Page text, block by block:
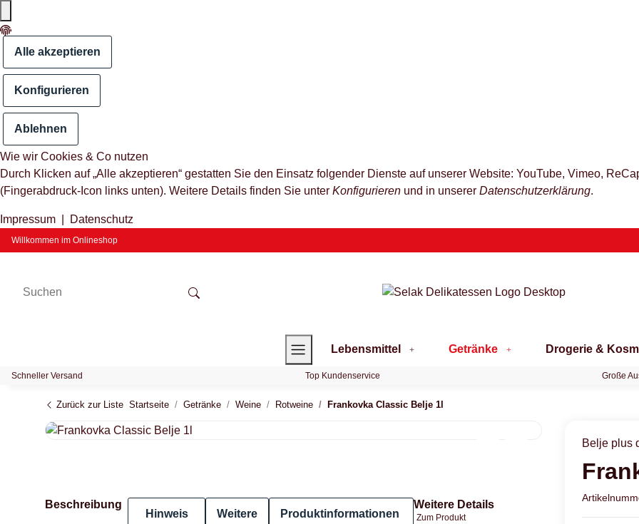
Alle akzeptieren
Konfigurieren
Ablehnen
Wie wir Cookies & Co nutzen
Durch Klicken auf „Alle akzeptieren“ gestatten Sie den Einsatz folgender Dienste auf unserer Website: YouTube, Vimeo,
(Fingerabdruck-Icon links unten). Weitere Details finden Sie unter Konfigurieren und in unserer Datenschutzerklärung.
Impressum Datenschutz
Willkommen im Onlineshop
Lebensmittel Getränke Drogerie &
Schneller Versand Top Kundenservice Große
Zurück zur Liste Startseite Getränke Weine Rotweine Frankovka Classic Belje 1l
Belje plus
Beschreibung
Hinweis
Weitere
Produktinformationen
Weitere Details
Zum Produkt